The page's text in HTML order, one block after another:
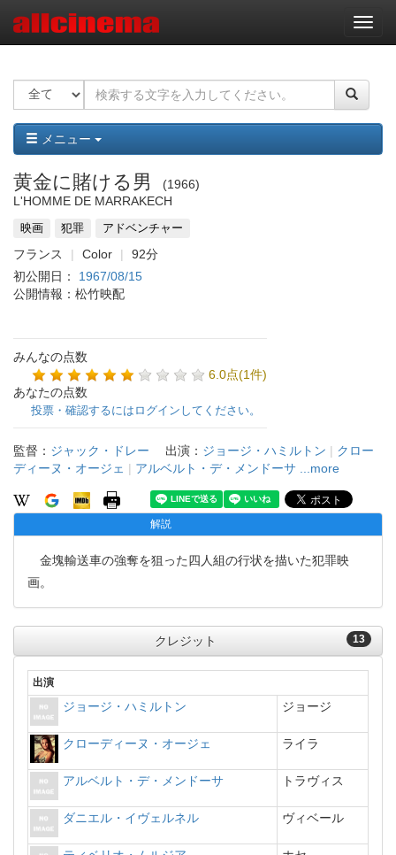
ナ
ビ
ー
ョ
ン
メニュー
黄金に賭ける男
1966
L'HOMME DE MARRAKECH
映画 犯罪 アドベンチャー
フランス Color
92分
初公開日： 1967/08/15
公開情報：松竹映配
みんなの点数
6.0点(1件)
あなたの点数
投票・確認するにはログインしてください。
監督： ジャック・ドレー 出演： ジョージ・ハミルトン | クロー
ディーヌ・オージェ | アルベルト・デ・メンドーサ ...more
解説
金塊輸送車の強奪を狙った四人組の行状を描いた犯罪映
画。
13
クレジット
出演
ジョージ・ハミルトン ジョージ
クローディーヌ・オージェ ライラ
アルベルト・デ・メンドーサ トラヴィス
ダニエル・イヴェルネル ヴィベール